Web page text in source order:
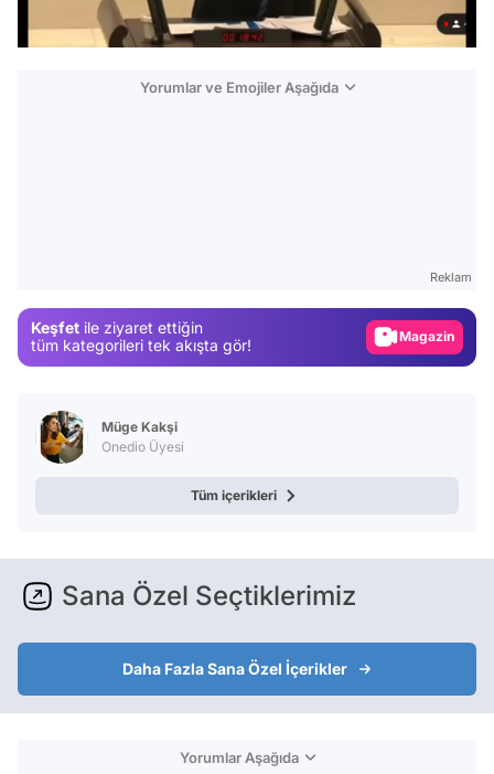
/
Yorumlar ve Emojiler Aşağıda
Reklam
Keşfet ile ziyaret ettiğin
tüm kategorileri tek akışta gör!
Gündem
Magazin
Video
Müge Kakşi
Onedio Üyesi
Tüm içerikleri
Sana Özel Seçtiklerimiz
Daha Fazla Sana Özel İçerikler
Yorumlar Aşağıda